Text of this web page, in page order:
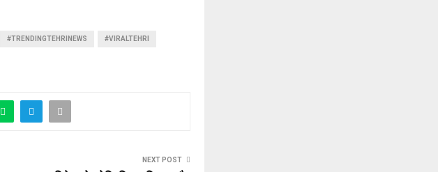
#TRENDINGTEHRINEWS #VIRALTEHRI
NEXT POST